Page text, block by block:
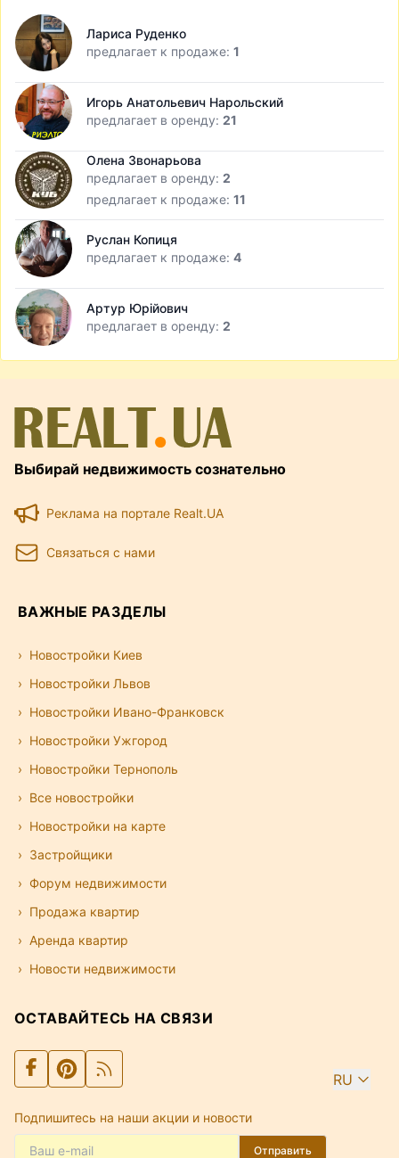
Лариса Руденко
предлагает к продаже: 1
Игорь Анатольевич Нарольский
предлагает в оренду: 21
Олена Звонарьова
предлагает в оренду: 2
предлагает к продаже: 11
Руслан Копиця
предлагает к продаже: 4
Артур Юрійович
предлагает в оренду: 2
Выбирай недвижимость сознательно
Реклама на портале Realt.UA
Связаться с нами
ВАЖНЫЕ РАЗДЕЛЫ
Новостройки Киев
Новостройки Львов
Новостройки Ивано-Франковск
Новостройки Ужгород
Новостройки Тернополь
Все новостройки
Новостройки на карте
Застройщики
Форум недвижимости
Продажа квартир
Аренда квартир
Новости недвижимости
ОСТАВАЙТЕСЬ НА СВЯЗИ
RU
Подпишитесь на наши акции и новости
Отправить